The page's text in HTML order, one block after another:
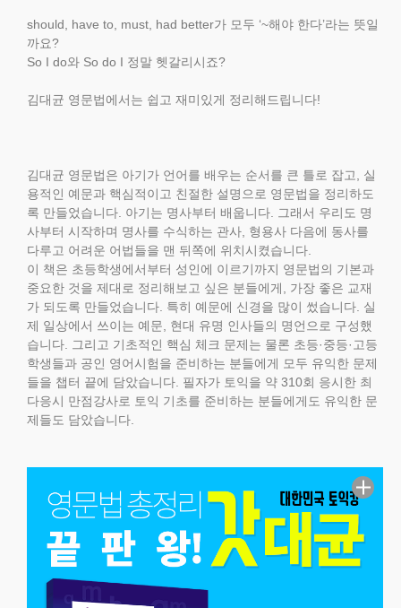
should, have to, must, had better가 모두 ‘~해야 한다’라는 뜻일
까요?
So I do와 So do I 정말 헷갈리시죠?
김대균 영문법에서는 쉽고 재미있게 정리해드립니다!
김대균 영문법은 아기가 언어를 배우는 순서를 큰 틀로 잡고, 실
용적인 예문과 핵심적이고 친절한 설명으로 영문법을 정리하도
록 만들었습니다. 아기는 명사부터 배웁니다. 그래서 우리도 명
사부터 시작하며 명사를 수식하는 관사, 형용사 다음에 동사를
다루고 어려운 어법들을 맨 뒤쪽에 위치시켰습니다.
이 책은 초등학생에서부터 성인에 이르기까지 영문법의 기본과
중요한 것을 제대로 정리해보고 싶은 분들에게, 가장 좋은 교재
가 되도록 만들었습니다. 특히 예문에 신경을 많이 썼습니다. 실
제 일상에서 쓰이는 예문, 현대 유명 인사들의 명언으로 구성했
습니다. 그리고 기초적인 핵심 체크 문제는 물론 초등·중등·고등
학생들과 공인 영어시험을 준비하는 분들에게 모두 유익한 문제
들을 챕터 끝에 담았습니다. 필자가 토익을 약 310회 응시한 최
다응시 만점강사로 토익 기초를 준비하는 분들에게도 유익한 문
제들도 담았습니다.